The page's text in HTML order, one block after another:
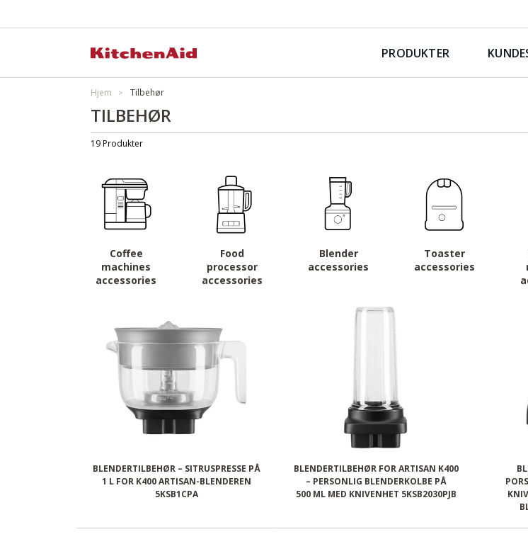
PRODUKTER
Hjem Tilbehør
TILBEHØR
Material Style
19 Produkter
Coffee
machines
accessories
Food
processor
accessories
Blender
accessories
Toaster
accessories
BLENDERTILBEHØR – SITRUSPRESSE PÅ
1 L FOR K400 ARTISAN-BLENDEREN
5KSB1CPA
BLENDERTILBEHØR FOR ARTISAN K400
– PERSONLIG BLENDERKOLBE PÅ
500 ML MED KNIVENHET 5KSB2030PJB